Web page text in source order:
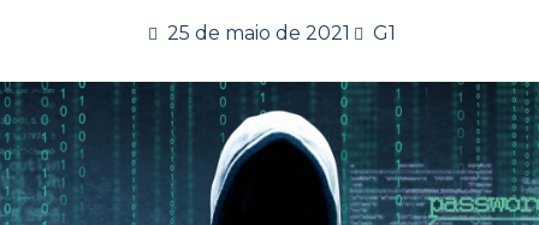
25 de maio de 2021 G1